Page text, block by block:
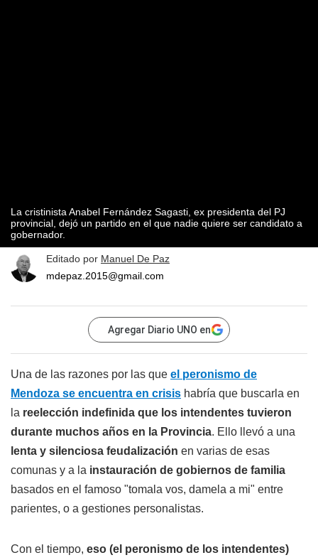
La cristinista Anabel Fernández Sagasti, ex presidenta del PJ
provincial, dejó un partido en el que nadie quiere ser candidato a
gobernador.
Editado por Manuel De Paz
mdepaz.2015@gmail.com
Agregar Diario UNO en
Una de las razones por las que el peronismo de
Mendoza se encuentra en crisis habría que buscarla en
la reelección indefinida que los intendentes tuvieron
durante muchos años en la Provincia. Ello llevó a una
lenta y silenciosa feudalización en varias de esas
comunas y a la instauración de gobiernos de familia
basados en el famoso "tomala vos, damela a mi" entre
parientes, o a gestiones personalistas.
Con el tiempo, eso (el peronismo de los intendentes)